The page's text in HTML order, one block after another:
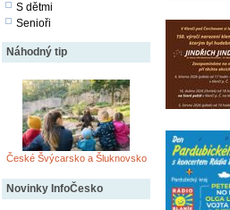
S dětmi
Senioři
Náhodný tip
České Švýcarsko a Šluknovsko
Novinky InfoČesko